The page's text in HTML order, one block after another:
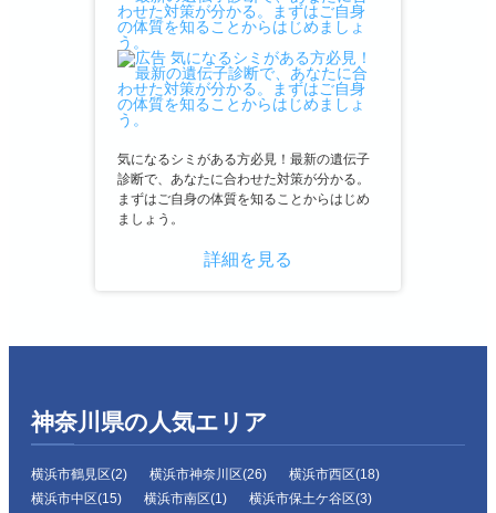
気になるシミがある方必見！最新の遺伝子
診断で、あなたに合わせた対策が分かる。
まずはご自身の体質を知ることからはじめ
ましょう。
詳細を見る
神奈川県の人気エリア
横浜市鶴見区(2) 横浜市神奈川区(26)
横浜市西区(18)
横浜市中区(15)
横浜市南区(1)
横浜市保土ケ谷区(3)